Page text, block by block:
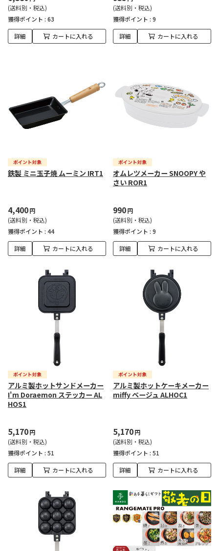
(送料別・税込)
獲得ポイント : 63
詳細 カートに入れる
(送料別・税込)
獲得ポイント : 9
詳細 カートに入れる
鉄製 ミニ玉子焼 ムーミン IRT1
4,400円
(送料別・税込)
獲得ポイント : 44
詳細 カートに入れる
オムレツメーカー SNOOPY や
さい ROR1
990円
(送料別・税込)
獲得ポイント : 9
詳細 カートに入れる
アルミ製ホットサンドメーカー
I'm Doraemon ステッカー AL
HOS1
5,170円
(送料別・税込)
獲得ポイント : 51
詳細 カートに入れる
アルミ製ホットケーキメーカー
miffy ベージュ ALHOC1
5,170円
(送料別・税込)
獲得ポイント : 51
詳細 カートに入れる